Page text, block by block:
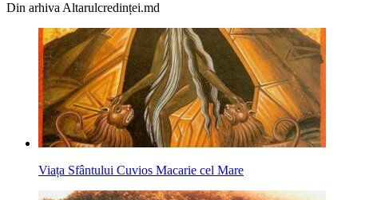
Din arhiva Altarulcredinței.md
Viața Sfântului Cuvios Macarie cel Mare